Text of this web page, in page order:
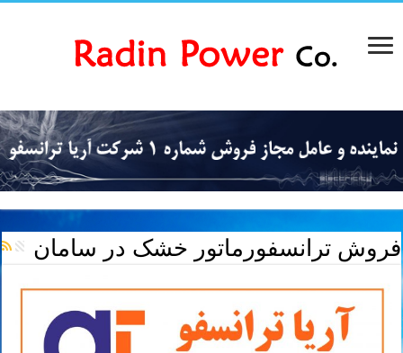
فروش ترانسفورماتور خشک در سامان